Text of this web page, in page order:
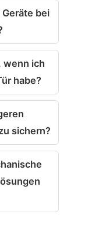
bei
wenn ich
habe?
sichern?